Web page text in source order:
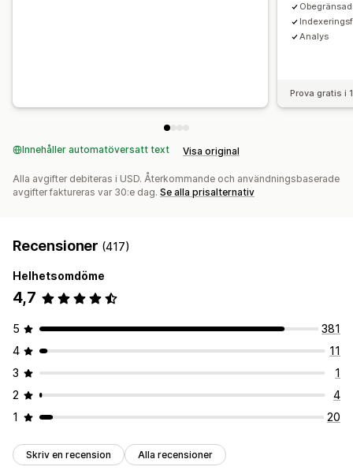
Analys
Prova gratis i
Innehåller automatöversatt text Visa original
Alla avgifter debiteras i USD. Återkommande och användningsbaserade
avgifter faktureras var 30:e dag. Se alla prisalternativ
Recensioner (417)
Helhetsomdöme
4,7
5
381
4
11
3
1
2
4
1
20
Skriv en recension Alla recensioner